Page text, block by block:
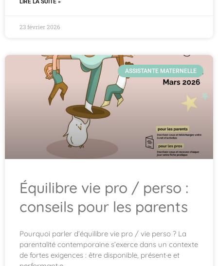
LIRE LA SUITE »
23 février 2026
ASSISTANTE MATERNELLE
Équilibre vie pro / perso :
conseils pour les parents
Pourquoi parler d’équilibre vie pro / vie perso ? La
parentalité contemporaine s’exerce dans un contexte
de fortes exigences : être disponible, présent·e et